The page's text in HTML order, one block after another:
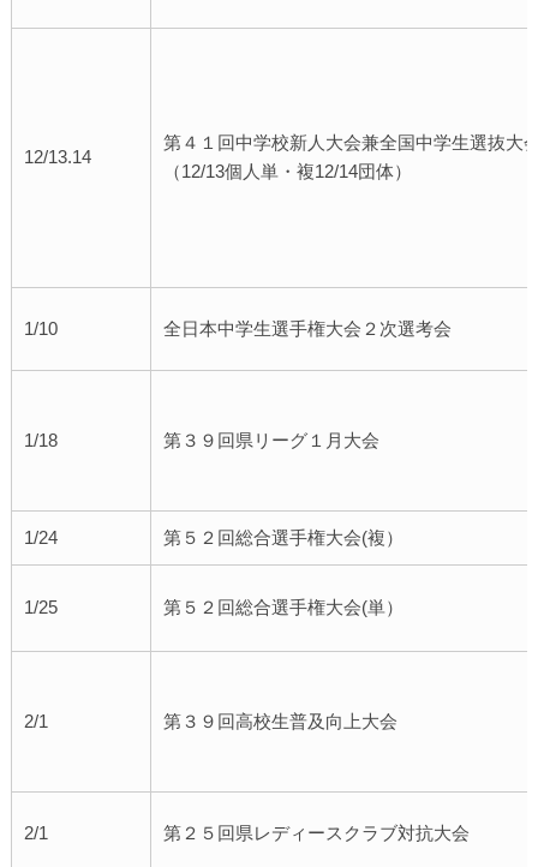
12/13.14
第４１回中学校新人大会兼全国中学生選抜大
（12/13個人単・複12/14団体）
1/10 全日本中学生選手権大会２次選考会
1/18 第３９回県リーグ１月大会
1/24 第５２回総合選手権大会(複）
1/25 第５２回総合選手権大会(単）
2/1 第３９回高校生普及向上大会
2/1 第２５回県レディースクラブ対抗大会